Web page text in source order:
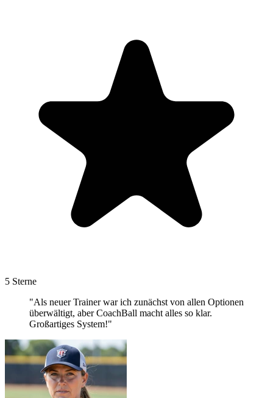
5 Sterne
"Als neuer Trainer war ich zunächst von allen Optionen
überwältigt, aber CoachBall macht alles so klar.
Großartiges System!"